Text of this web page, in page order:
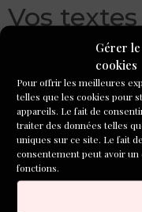
Gérer
cookies
Pour offrir les meilleures
telles que les cookies pour
appareils. Le fait de
traiter des données telles
uniques sur ce site. Le fait
consentement peut avoir
fonctions.
Vos
De Luca
Aujourd’hui, le texte
Courcol, en réponse à
André à partir du